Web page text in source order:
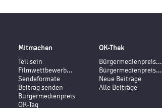
Mitmachen
Teil sein
Filmwettbewerb...
Sendeformate
Beitrag senden
Bürgermedienpreis
OK-Tag
OK-Thek
Bürgermedienpreis...
Bürgermedienpreis...
Neue Beiträge
Alle Beiträge